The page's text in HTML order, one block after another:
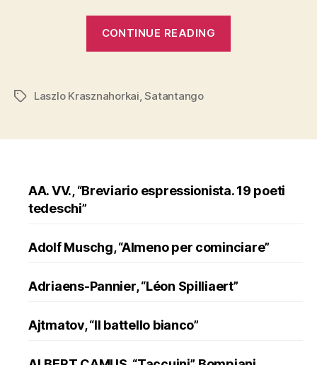
CONTINUE READING
TagsLaszlo Krasznahorkai,Satantango
AA. VV., “Breviario espressionista. 19 poeti
tedeschi”
Adolf Muschg, “Almeno per cominciare”
Adriaens-Pannier, “Léon Spilliaert”
Ajtmatov, “Il battello bianco”